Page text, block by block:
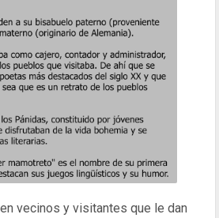
vecinos y visitantes que le dan